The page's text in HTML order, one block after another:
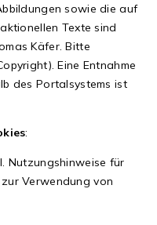
sowie die auf
Texte sind
Käfer. Bitte
Eine Entnahme
des Portalsystems ist
:
Nutzungshinweise für
Verwendung von